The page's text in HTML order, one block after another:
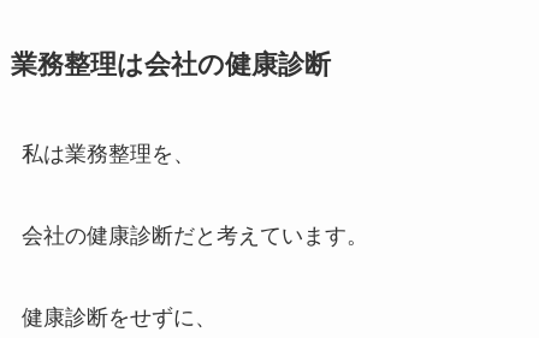
業務整理は会社の健康診断
私は業務整理を、
会社の健康診断だと考えています。
健康診断をせずに、